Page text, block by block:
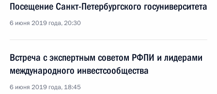
Посещение Санкт-Петербургского госуниверситета
6 июня 2019 года, 20:30
Встреча с экспертным советом РФПИ и лидерами
международного инвестсообщества
6 июня 2019 года, 18:45